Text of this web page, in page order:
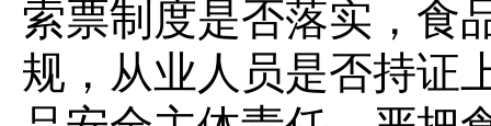
索票制度是否落实，食
规，从业人员是否持证